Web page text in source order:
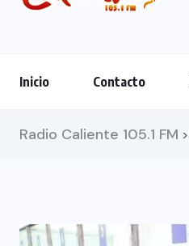
Inicio Contacto
Radio Caliente 105.1 FM >